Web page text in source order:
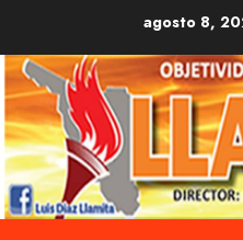
content
agosto 8,